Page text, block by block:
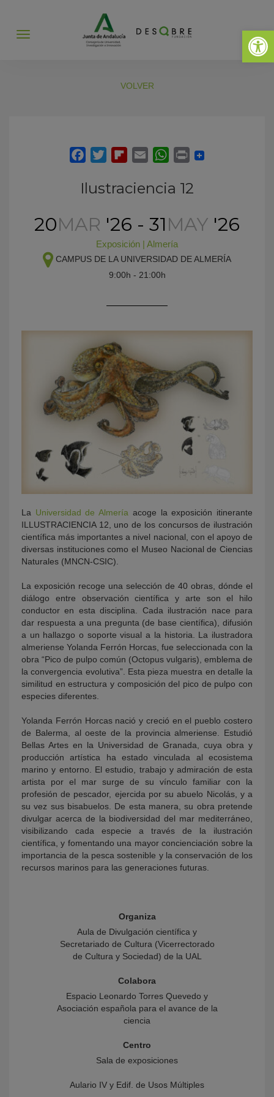
Abrir
Abrir
VOLVER
Ilustraciencia 12
20MAR '26 - 31MAY '26
Exposición | Almería
CAMPUS DE LA UNIVERSIDAD DE ALMERÍA
9:00h - 21:00h
La Universidad de Almería acoge la exposición itinerante
ILLUSTRACIENCIA 12, uno de los concursos de ilustración
científica más importantes a nivel nacional, con el apoyo de
diversas instituciones como el Museo Nacional de Ciencias
Naturales (MNCN-CSIC).
La exposición recoge una selección de 40 obras, dónde el
diálogo entre observación científica y arte son el hilo
conductor en esta disciplina. Cada ilustración nace para
dar respuesta a una pregunta (de base científica), difusión
a un hallazgo o soporte visual a la historia. La ilustradora
almeriense Yolanda Ferrón Horcas, fue seleccionada con la
obra “Pico de pulpo común (Octopus vulgaris), emblema de
la convergencia evolutiva”. Esta pieza muestra en detalle la
similitud en estructura y composición del pico de pulpo con
especies diferentes.
Yolanda Ferrón Horcas nació y creció en el pueblo costero
de Balerma, al oeste de la provincia almeriense. Estudió
Bellas Artes en la Universidad de Granada, cuya obra y
producción artística ha estado vinculada al ecosistema
marino y entorno. El estudio, trabajo y admiración de esta
artista por el mar surge de su vínculo familiar con la
profesión de pescador, ejercida por su abuelo Nicolás, y a
su vez sus bisabuelos. De esta manera, su obra pretende
divulgar acerca de la biodiversidad del mar mediterráneo,
visibilizando cada especie a través de la ilustración
científica, y fomentando una mayor concienciación sobre la
importancia de la pesca sostenible y la conservación de los
recursos marinos para las generaciones futuras.
Organiza
Aula de Divulgación científica y
Secretariado de Cultura (Vicerrectorado
de Cultura y Sociedad) de la UAL
Colabora
Espacio Leonardo Torres Quevedo y
Asociación española para el avance de la
ciencia
Centro
Sala de exposiciones
Aulario IV y Edif. de Usos Múltiples